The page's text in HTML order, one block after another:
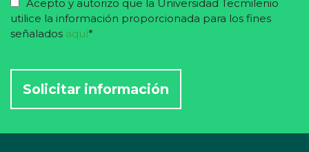
Acepto y autorizo que la Universidad Tecmilenio
utilice la información proporcionada para los fines
señalados aquí*